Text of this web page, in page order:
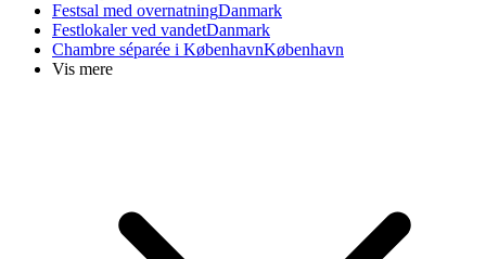
Festsal med overnatningDanmark
Festlokaler ved vandetDanmark
Chambre séparée i KøbenhavnKøbenhavn
Vis mere